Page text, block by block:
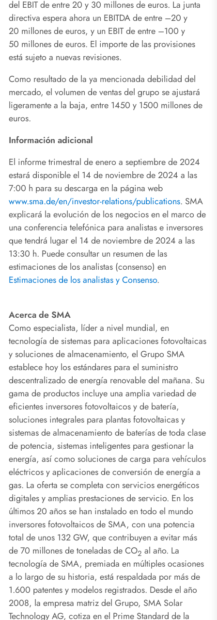
del EBIT de entre 20 y 30 millones de euros. La junta
directiva espera ahora un EBITDA de entre –20 y
20 millones de euros, y un EBIT de entre –100 y
50 millones de euros. El importe de las provisiones
está sujeto a nuevas revisiones.
Como resultado de la ya mencionada debilidad del
mercado, el volumen de ventas del grupo se ajustará
ligeramente a la baja, entre 1450 y 1500 millones de
euros.
Información adicional
El informe trimestral de enero a septiembre de 2024
estará disponible el 14 de noviembre de 2024 a las
7:00 h para su descarga en la página web
www.sma.de/en/investor-relations/publications. SMA
explicará la evolución de los negocios en el marco de
una conferencia telefónica para analistas e inversores
que tendrá lugar el 14 de noviembre de 2024 a las
13:30 h. Puede consultar un resumen de las
estimaciones de los analistas (consenso) en
Estimaciones de los analistas y Consenso.
Acerca de SMA
Como especialista, líder a nivel mundial, en
tecnología de sistemas para aplicaciones fotovoltaicas
y soluciones de almacenamiento, el Grupo SMA
establece hoy los estándares para el suministro
descentralizado de energía renovable del mañana. Su
gama de productos incluye una amplia variedad de
eficientes inversores fotovoltaicos y de batería,
soluciones integrales para plantas fotovoltaicas y
sistemas de almacenamiento de baterías de toda clase
de potencia, sistemas inteligentes para gestionar la
energía, así como soluciones de carga para vehículos
eléctricos y aplicaciones de conversión de energía a
gas. La oferta se completa con servicios energéticos
digitales y amplias prestaciones de servicio. En los
últimos 20 años se han instalado en todo el mundo
inversores fotovoltaicos de SMA, con una potencia
total de unos 132 GW, que contribuyen a evitar más
de 70 millones de toneladas de CO2 al año. La
tecnología de SMA, premiada en múltiples ocasiones
a lo largo de su historia, está respaldada por más de
1.600 patentes y modelos registrados. Desde el año
2008, la empresa matriz del Grupo, SMA Solar
Technology AG, cotiza en el Prime Standard de la